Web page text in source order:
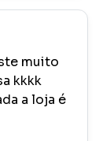
muito
kkkk
a loja é